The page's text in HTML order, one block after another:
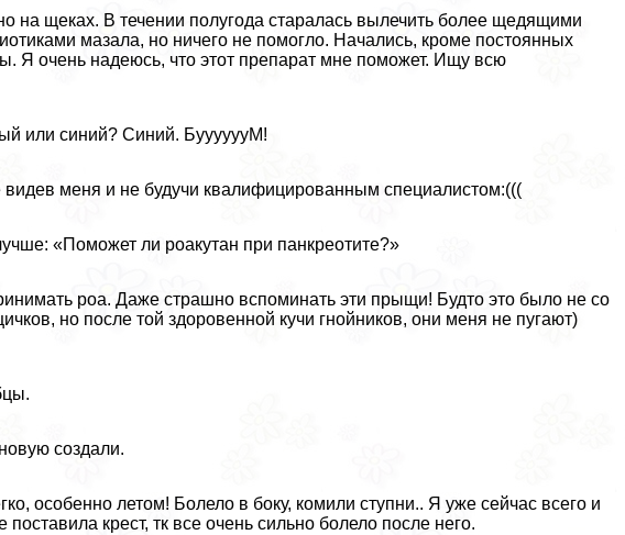
на щеках. В течении полугода старалась вылечить более щедящими
мазала, но ничего не помогло. Начались, кроме постоянных
Я очень надеюсь, что этот препарат мне поможет. Ищу всю
или синий? Синий. БууууууМ!
меня и не будучи квалифицированным специалистом:(((
«Поможет ли роакутан при панкреотите?»
роа. Даже страшно вспоминать эти прыщи! Будто это было не со
но после той здоровенной кучи гнойников, они меня не пугают)
создали.
особенно летом! Болело в боку, комили ступни.. Я уже сейчас всего и
крест, тк все очень сильно болело после него.